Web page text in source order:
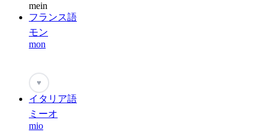
mein
フランス語
モン
mon
♥
イタリア語
ミーオ
mio